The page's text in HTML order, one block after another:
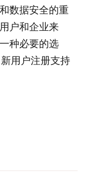
数据安全的重
户和企业来
种必要的选
新用户注册支持